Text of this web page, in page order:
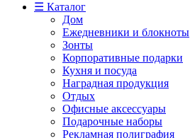
☰ Каталог
Дом
Ежедневники и блокноты
Зонты
Корпоративные подарки
Кухня и посуда
Наградная продукция
Отдых
Офисные аксессуары
Подарочные наборы
Рекламная полиграфия